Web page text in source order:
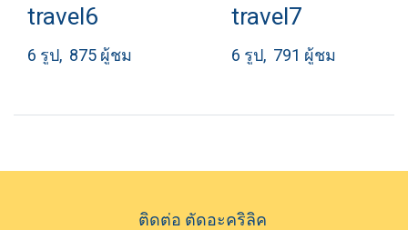
travel6
6 รูป, 875 ผู้ชม
travel7
6 รูป, 791 ผู้ชม
ติดต่อ ตัดอะคริลิค